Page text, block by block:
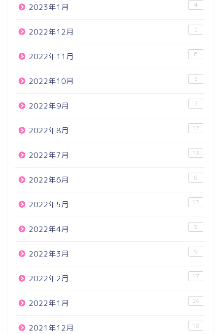
2023年1月 4
2022年12月 5
2022年11月 6
2022年10月 5
2022年9月 7
2022年8月 12
2022年7月 13
2022年6月 6
2022年5月 12
2022年4月 9
2022年3月 9
2022年2月 17
2022年1月 24
2021年12月 18